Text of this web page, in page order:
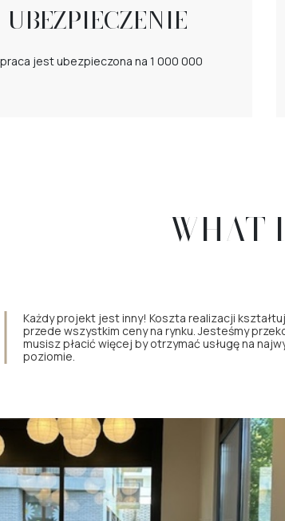
UBEZPIECZENIE
jest ubezpieczona na 1 000 000
WHAT
Każdy projekt jest inny! Koszta realizacji
przede wszystkim ceny na rynku. Jesteśmy
musisz płacić więcej by otrzymać usługę na
poziomie.